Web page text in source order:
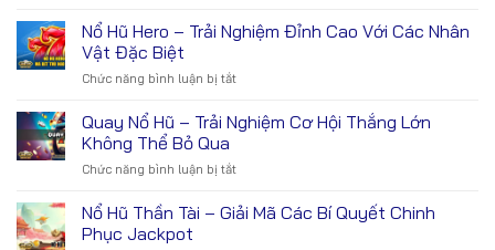
Bài
Tài
Chơi
Yêu
Nổ Hũ Hero – Trải Nghiệm Đỉnh Cao Với Các Nhân
Vật Đặc Biệt
Chức năng bình luận bị tắt
Hũ
Hero
Đỉnh
Quay Nổ Hũ – Trải Nghiệm Cơ Hội Thắng Lớn
Không Thể Bỏ Qua
Chức năng bình luận bị tắt
Nổ
Hũ
Nổ Hũ Thần Tài – Giải Mã Các Bí Quyết Chinh
Phục Jackpot